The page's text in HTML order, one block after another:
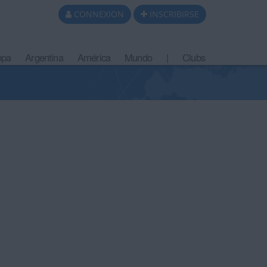
CONNEXION INSCRIBIRSE
Argentina América Mundo Clubs